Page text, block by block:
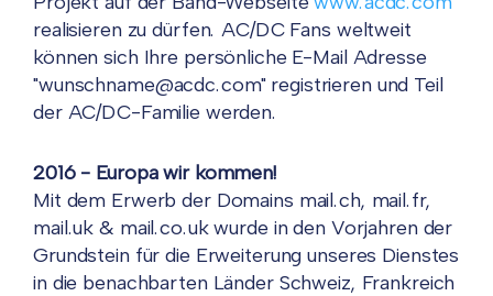
realisieren zu dürfen. AC/DC Fans weltweit
können sich Ihre persönliche E-Mail Adresse
"wunschname@acdc.com" registrieren und Teil
der AC/DC-Familie werden.
2016 - Europa wir kommen!
Mit dem Erwerb der Domains mail.ch, mail.fr,
mail.uk & mail.co.uk wurde in den Vorjahren der
Grundstein für die Erweiterung unseres Dienstes
in die benachbarten Länder Schweiz, Frankreich